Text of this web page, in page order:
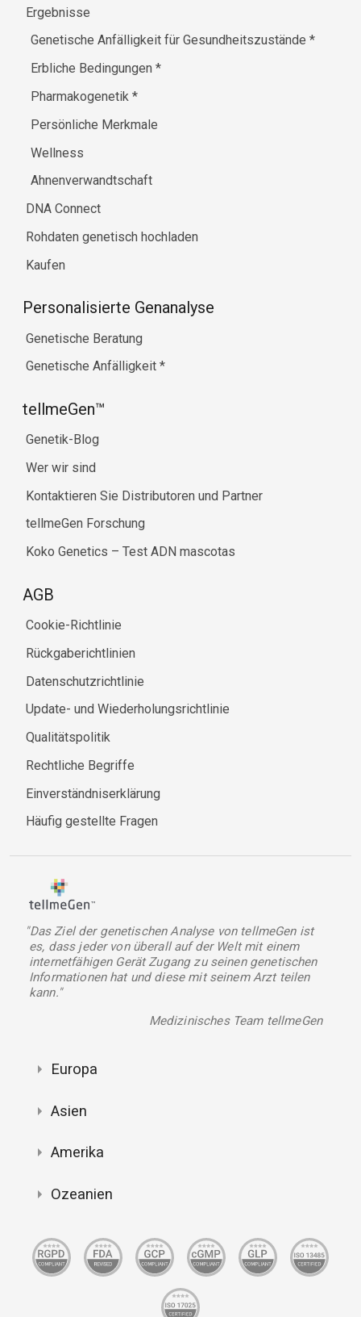
Ergebnisse
Genetische Anfälligkeit für Gesundheitszustände*
Erbliche Bedingungen*
Pharmakogenetik*
Persönliche Merkmale
Wellness
Ahnenverwandtschaft
DNA Connect
Rohdaten genetisch hochladen
Kaufen
Personalisierte Genanalyse
Genetische Beratung
Genetische Anfälligkeit *
tellmeGen™
Genetik-Blog
Wer wir sind
Kontaktieren Sie Distributoren und Partner
tellmeGen Forschung
Koko Genetics – Test ADN mascotas
AGB
Cookie-Richtlinie
Rückgaberichtlinien
Datenschutzrichtlinie
Update- und Wiederholungsrichtlinie
Qualitätspolitik
Rechtliche Begriffe
Einverständniserklärung
Häufig gestellte Fragen
"Das Ziel der genetischen Analyse von tellmeGen ist
es, dass jeder von überall auf der Welt mit einem
internetfähigen Gerät Zugang zu seinen genetischen
Informationen hat und diese mit seinem Arzt teilen
kann."
Medizinisches Team tellmeGen
Europa
Asien
Amerika
Ozeanien